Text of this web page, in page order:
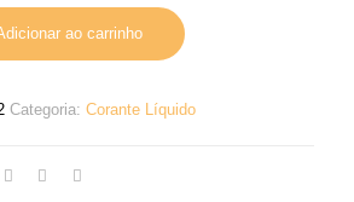
ao carrinho
Categoria: Corante Líquido